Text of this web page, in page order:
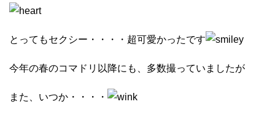
とってもセクシー・・・・超可愛かったです
今年の春のコマドリ以降にも、多数撮っていましたが
また、いつか・・・・